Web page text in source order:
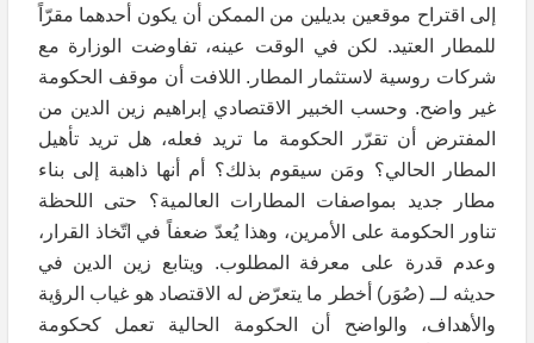
إلى اقتراح موقعين بديلين من الممكن أن يكون أحدهما مقرّاً
للمطار العتيد. لكن في الوقت عينه، تفاوضت الوزارة مع
شركات روسية لاستثمار المطار. اللافت أن موقف الحكومة
غير واضح. وحسب الخبير الاقتصادي إبراهيم زين الدين من
المفترض أن تقرّر الحكومة ما تريد فعله، هل تريد تأهيل
المطار الحالي؟ ومَن سيقوم بذلك؟ أم أنها ذاهبة إلى بناء
مطار جديد بمواصفات المطارات العالمية؟ حتى اللحظة
تناور الحكومة على الأمرين، وهذا يُعدّ ضعفاً في اتّخاذ القرار،
وعدم قدرة على معرفة المطلوب. ويتابع زين الدين في
حديثه لــ (صُوَر) أخطر ما يتعرّض له الاقتصاد هو غياب الرؤية
والأهداف، والواضح أن الحكومة الحالية تعمل كحكومة